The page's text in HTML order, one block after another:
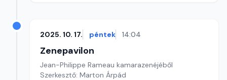
2025. 10. 17. péntek 14:04
Zenepavilon
Jean-Philippe Rameau kamarazenéjéből
Szerkesztő: Marton Árpád